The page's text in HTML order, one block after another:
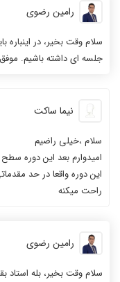
رامین رضوی
سلام وقت بخیر، در اینباره
جلسه ای داشته باشیم. موفق
نیما ساکت
سلام ،خیلی راضیم
امیدوارم بعد این دوره
این دوره واقعا در حد
راحت میکنه
رامین رضوی
سلام وقت بخیر، بله استاد